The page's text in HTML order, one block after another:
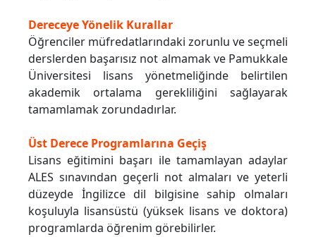
Dereceye Yönelik Kurallar
Öğrenciler müfredatlarındaki zorunlu ve seçmeli
derslerden başarısız not almamak ve Pamukkale
Üniversitesi lisans yönetmeliğinde belirtilen
akademik ortalama gerekliliğini sağlayarak
tamamlamak zorundadırlar.
Üst Derece Programlarına Geçiş
Lisans eğitimini başarı ile tamamlayan adaylar
ALES sınavından geçerli not almaları ve yeterli
düzeyde İngilizce dil bilgisine sahip olmaları
koşuluyla lisansüstü (yüksek lisans ve doktora)
programlarda öğrenim görebilirler.